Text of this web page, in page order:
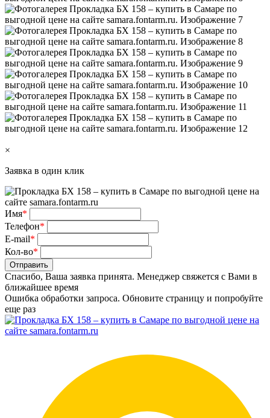
×
Заявка в один клик
Имя*
Телефон*
E-mail*
Кол-во*
Отправить
Спасибо, Ваша заявка принята. Менеджер свяжется с Вами в
ближайшее время
Ошибка обработки запроса. Обновите страницу и попробуйте
еще раз